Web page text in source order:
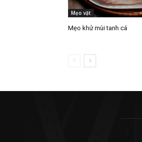
Mẹo vặt
Mẹo khử mùi tanh cá